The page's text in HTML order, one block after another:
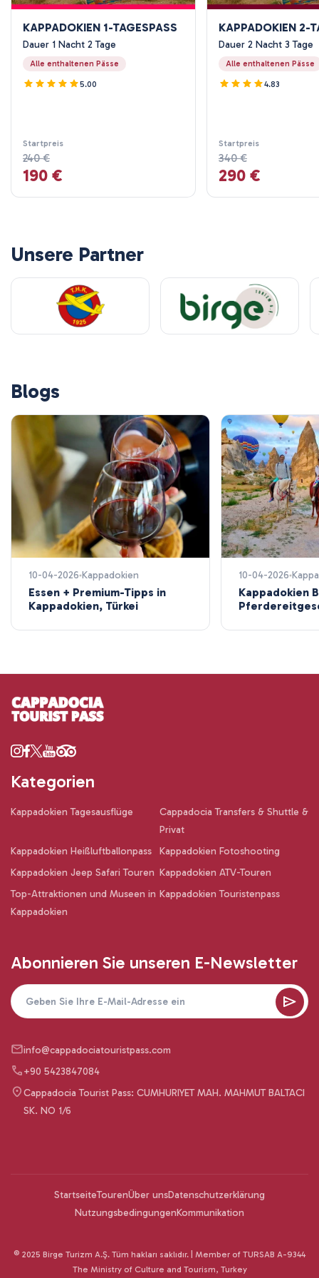
getroffen haben. Die Aktivitäten waren gut ausgewählt,
stressfrei und authentisch. Nachrichten wurden fast sofort
KAPPADOKIEN 1-TAGESPASS
Dauer 1 Nacht 2 Tage
Alle enthaltenen Pässe
5.00
Startpreis
240 €
190 €
KAPPADOKIEN 2-
Dauer 2 Nacht 3 Tage
Alle enthaltenen Pässe
4.83
Startpreis
340 €
290 €
Unsere Partner
Blogs
10-04-2026 Kappadokien
Essen + Premium-Tipps in
Kappadokien, Türkei
10-04-2026
Kappadokien
Kategorien
Kappadokien Tagesausflüge
Cappadocia Transfers & Shuttle &
Privat
Kappadokien Heißluftballonpass
Kappadokien Fotoshooting
Kappadokien Jeep Safari Touren Kappadokien ATV-Touren
Top-Attraktionen und Museen in
Kappadokien
Kappadokien Touristenpass
Abonnieren Sie unseren E-Newsletter
info@cappadociatouristpass.com
+90 5423847084
Cappadocia Tourist Pass: CUMHURIYET MAH. MAHMUT BALTACI
SK. NO 1/6
StartseiteTourenÜber unsDatenschutzerklärung
NutzungsbedingungenKommunikation
© 2025 Birge Turizm A.Ş. Tüm hakları saklıdır. | Member of TURSAB A-9344
The Ministry of Culture and Tourism, Turkey